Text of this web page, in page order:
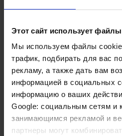
Этот сайт использует файлы
Мы используем файлы
трафик, подбирать для вас
рекламу, а также дать вам
информацией в социальных
информацию о ваших
Google: социальным сетям и
занимающимся рекламой и
партнеры могут
Мы используем
как
Dermatoglyphic and
Geneticity (DPDG), чтобы
причины этого
формы терапии, такие как
йога, медитация,
ароматерапия, помогают
низкий уровень стресса.
Мы предоставляем
каждому пациенту,
потребности и